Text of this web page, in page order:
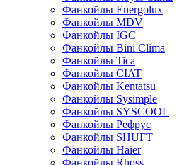
Фанкойлы Energolux
Фанкойлы MDV
Фанкойлы IGC
Фанкойлы Bini Clima
Фанкойлы Tica
Фанкойлы CIAT
Фанкойлы Kentatsu
Фанкойлы Sysimple
Фанкойлы SYSCOOL
Фанкойлы Рефрус
Фанкойлы SHUFT
Фанкойлы Haier
Фанкойлы Rhoss